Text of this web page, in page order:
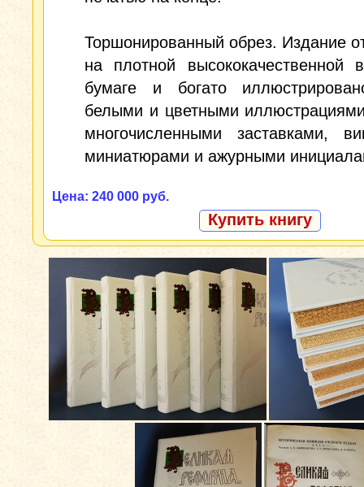
Торшонированный обрез. Издание
на плотной высококачественной
бумаге и богато
белыми и цветными
многочисленными заставками,
миниатюрами и ажурными
Цена: 240 000 руб.
Купить книгу